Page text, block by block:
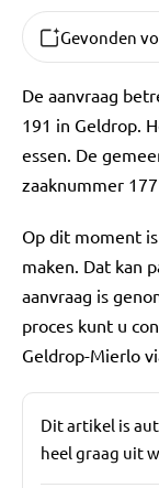
Gevonden
De aanvraag
191 in Geldrop.
essen. De
zaaknummer
Op dit moment
maken. Dat kan
aanvraag is
proces kunt u
Geldrop-Mierlo
Dit artikel is
heel graag uit